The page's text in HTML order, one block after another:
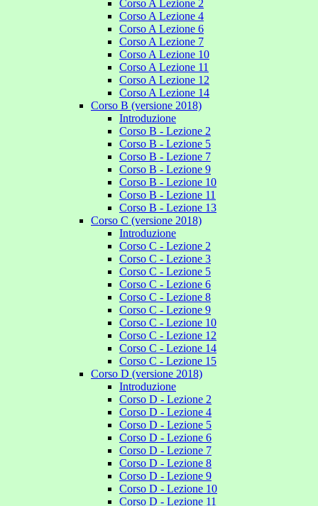
Corso A Lezione 2
Corso A Lezione 4
Corso A Lezione 6
Corso A Lezione 7
Corso A Lezione 10
Corso A Lezione 11
Corso A Lezione 12
Corso A Lezione 14
Corso B (versione 2018)
Introduzione
Corso B - Lezione 2
Corso B - Lezione 5
Corso B - Lezione 7
Corso B - Lezione 9
Corso B - Lezione 10
Corso B - Lezione 11
Corso B - Lezione 13
Corso C (versione 2018)
Introduzione
Corso C - Lezione 2
Corso C - Lezione 3
Corso C - Lezione 5
Corso C - Lezione 6
Corso C - Lezione 8
Corso C - Lezione 9
Corso C - Lezione 10
Corso C - Lezione 12
Corso C - Lezione 14
Corso C - Lezione 15
Corso D (versione 2018)
Introduzione
Corso D - Lezione 2
Corso D - Lezione 4
Corso D - Lezione 5
Corso D - Lezione 6
Corso D - Lezione 7
Corso D - Lezione 8
Corso D - Lezione 9
Corso D - Lezione 10
Corso D - Lezione 11